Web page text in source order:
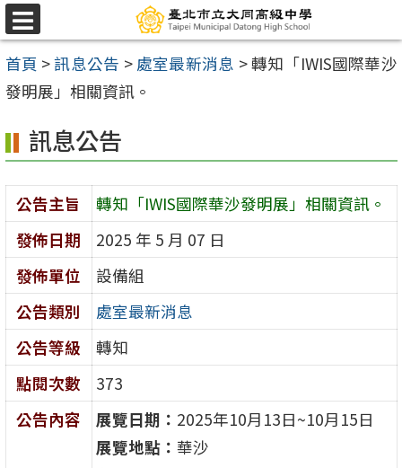
跳
至
主
要
容
區
選
單
首頁 >訊息公告 > 處室最新消息 >轉知「IWIS國際華沙
發明展」相關資訊。
訊息公告
公告主旨
轉知「IWIS國際華沙發明展」相關資訊。
發佈日期
2025 年 5 月 07 日
發佈單位
設備組
公告類別
處室最新消息
公告等級
轉知
點閱次數
373
公告內容
展覽日期： 2025年10月13日~10月15日
展覽地點： 華沙